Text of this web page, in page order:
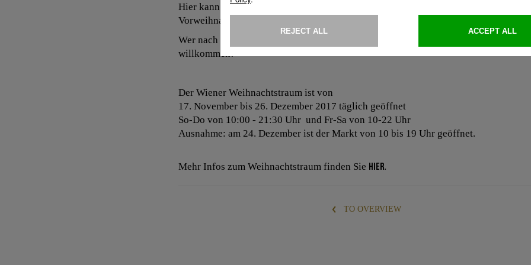
Hier kann nach Herzenslust nach Geschenken gestöbert, genascht und einfach
Vorweihnachtszeit genossen werden.
Wer nach dem Christkindlmarktbesuch eine warme Auszeit braucht, ist bei uns im
willkommen!
Der Wiener Weihnachtstraum ist von
17. November bis 26. Dezember 2017 täglich geöffnet
So-Do von 10:00 - 21:30 Uhr und Fr-Sa von 10-22 Uhr
Ausnahme: am 24. Dezember ist der Markt von 10 bis 19 Uhr geöffnet.
Mehr Infos zum Weihnachtstraum finden Sie hier.
TO OVERVIEW